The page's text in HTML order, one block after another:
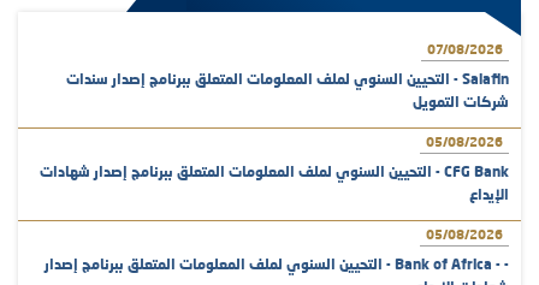
07/08/2026
Salafin - التحيين السنوي لملف المعلومات المتعلق ببرنامج إصدار سندات
شركات التمويل
05/08/2026
CFG Bank - التحيين السنوي لملف المعلومات المتعلق ببرنامج إصدار شهادات
الإيداع
05/08/2026
- - Bank of Africa - التحيين السنوي لملف المعلومات المتعلق ببرنامج إصدار